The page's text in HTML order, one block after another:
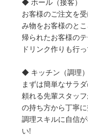
お客様のご注文を
み物をお客様のとこ
帰られたお客様の
ドリンク作りも行っ
◆ キッチン（調理）
まずは簡単なサラ
頼れる先輩スタッ
の持ち方から丁寧に
調理スキルに自信
い!